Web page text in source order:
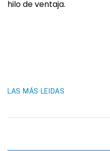
hilo de ventaja.
LAS MÁS LEIDAS